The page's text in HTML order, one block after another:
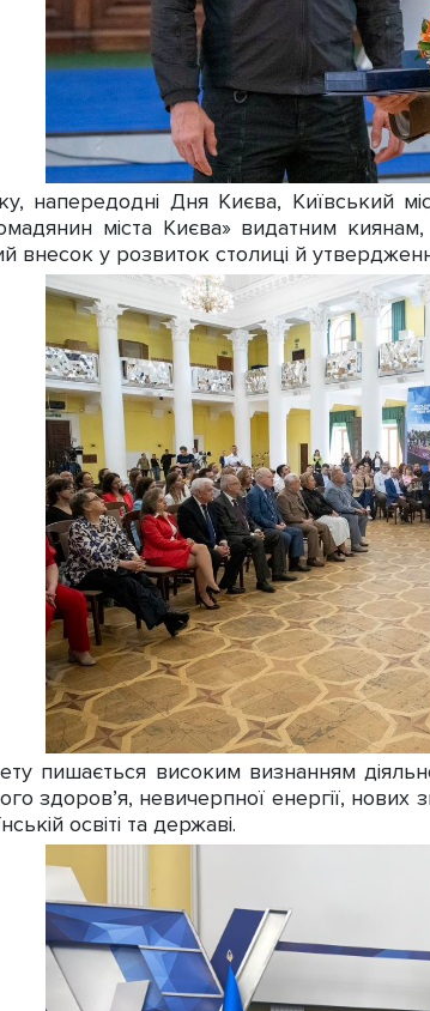
напередодні Дня Києва, Київський
міста Києва» видатним
внесок у розвиток столиці й
пишається високим визнанням
здоров’я, невичерпної енергії,
освіті та державі.